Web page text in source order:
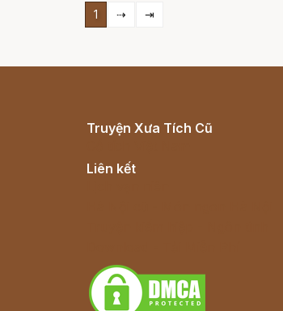
1 ⇢ ⇥
Truyện Xưa Tích Cũ
Liên kết